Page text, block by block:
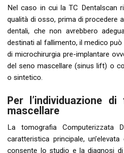
Nel caso in cui la TC Dentalscan
qualità di osso, prima di procedere
dentali, che non avrebbero
destinati al fallimento, il medico può
di microchirurgia pre-implantare
del seno mascellare (sinus lift) o
o sintetico.
Per l’individuazione
mascellare
La tomografia Computerizzata
caratteristica principale,
consente lo studio e la diagnosi